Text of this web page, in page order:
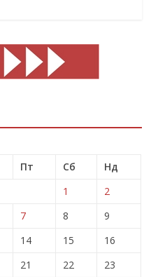
Пт Сб
Нд
1
2
7 8
9
14 15
16
21 22
23